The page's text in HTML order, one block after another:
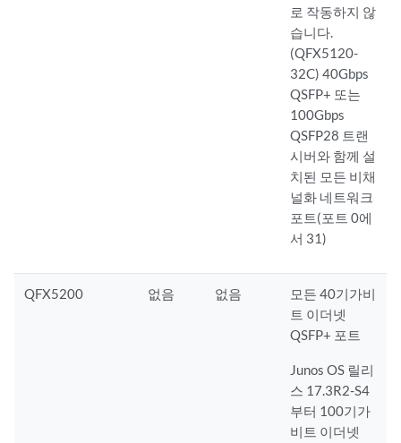
로 작동하지 않
습니다.
(QFX5120-
32C) 40Gbps
QSFP+ 또는
100Gbps
QSFP28 트랜
시버와 함께 설
치된 모든 비채
널화 네트워크
포트(포트 0에
서 31)
QFX5200 없음 없음
모든 40기가비
트 이더넷
QSFP+ 포트
Junos OS 릴리
스 17.3R2-S4
부터 100기가
비트 이더넷